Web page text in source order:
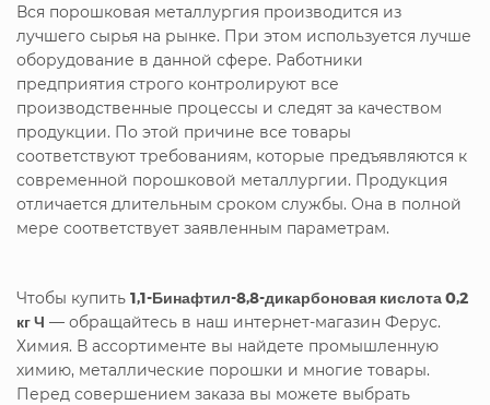
Вся порошковая металлургия производится из
лучшего сырья на рынке. При этом используется лучше
оборудование в данной сфере. Работники
предприятия строго контролируют все
производственные процессы и следят за качеством
продукции. По этой причине все товары
соответствуют требованиям, которые предъявляются к
современной порошковой металлургии. Продукция
отличается длительным сроком службы. Она в полной
мере соответствует заявленным параметрам.
Чтобы купить 1,1-Бинафтил-8,8-дикарбоновая кислота 0,2
кг Ч — обращайтесь в наш интернет-магазин Ферус.
Химия. В ассортименте вы найдете промышленную
химию, металлические порошки и многие товары.
Перед совершением заказа вы можете выбрать